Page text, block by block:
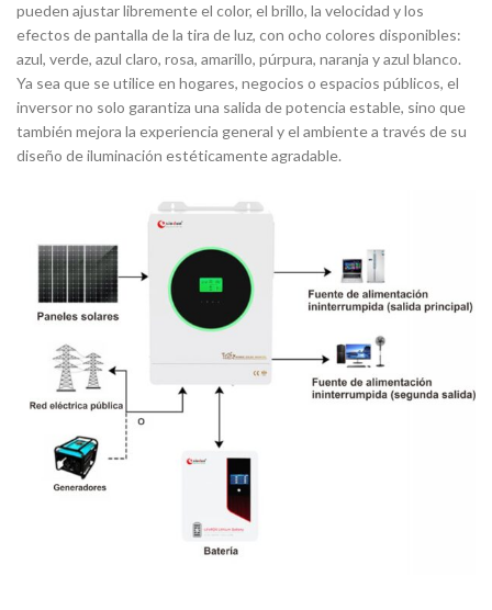
pueden ajustar libremente el color, el brillo, la velocidad y los
efectos de pantalla de la tira de luz, con ocho colores disponibles:
azul, verde, azul claro, rosa, amarillo, púrpura, naranja y azul blanco.
Ya sea que se utilice en hogares, negocios o espacios públicos, el
inversor no solo garantiza una salida de potencia estable, sino que
también mejora la experiencia general y el ambiente a través de su
diseño de iluminación estéticamente agradable.